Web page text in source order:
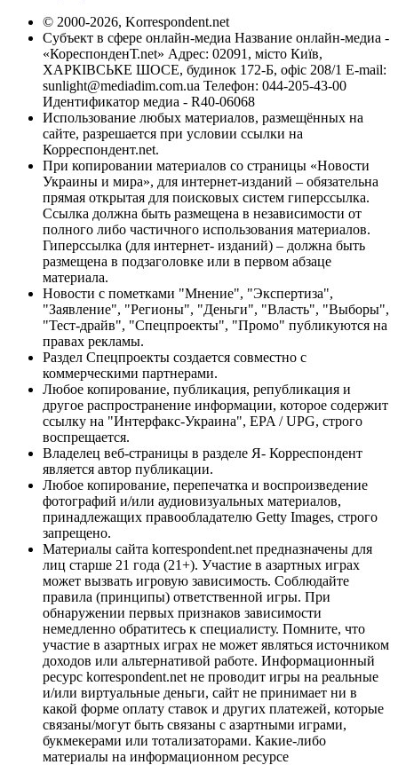
© 2000-2026, Korrespondent.net
Субъект в сфере онлайн-медиа Название онлайн-медиа -
«КореспонденТ.net» Адрес: 02091, місто Київ,
ХАРКІВСЬКЕ ШОСЕ, будинок 172-Б, офіс 208/1 E-mail:
sunlight@mediadim.com.ua Телефон: 044-205-43-00
Идентификатор медиа - R40-06068
Использование любых материалов, размещённых на
сайте, разрешается при условии ссылки на
Корреспондент.net.
При копировании материалов со страницы «Новости
Украины и мира», для интернет-изданий – обязательна
прямая открытая для поисковых систем гиперссылка.
Ссылка должна быть размещена в независимости от
полного либо частичного использования материалов.
Гиперссылка (для интернет- изданий) – должна быть
размещена в подзаголовке или в первом абзаце
материала.
Новости с пометками "Мнение", "Экспертиза",
"Заявление", "Регионы", "Деньги", "Власть", "Выборы",
"Тест-драйв", "Спецпроекты", "Промо" публикуются на
правах рекламы.
Раздел Спецпроекты создается совместно с
коммерческими партнерами.
Любое копирование, публикация, републикация и
другое распространение информации, которое содержит
ссылку на "Интерфакс-Украина", EPA / UPG, строго
воспрещается.
Владелец веб-страницы в разделе Я- Корреспондент
является автор публикации.
Любое копирование, перепечатка и воспроизведение
фотографий и/или аудиовизуальных материалов,
принадлежащих правообладателю Getty Images, строго
запрещено.
Материалы сайта korrespondent.net предназначены для
лиц старше 21 года (21+). Участие в азартных играх
может вызвать игровую зависимость. Соблюдайте
правила (принципы) ответственной игры. При
обнаружении первых признаков зависимости
немедленно обратитесь к специалисту. Помните, что
участие в азартных играх не может являться источником
доходов или альтернативой работе. Информационный
ресурс korrespondent.net не проводит игры на реальные
и/или виртуальные деньги, сайт не принимает ни в
какой форме оплату ставок и других платежей, которые
связаны/могут быть связаны с азартными играми,
букмекерами или тотализаторами. Какие-либо
материалы на информационном ресурсе